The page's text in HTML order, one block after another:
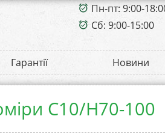
alarm_on Пн-пт: 9:00-
alarm_on Сб: 9:00-15:00
Гарантії Новини
С10/Н70-100